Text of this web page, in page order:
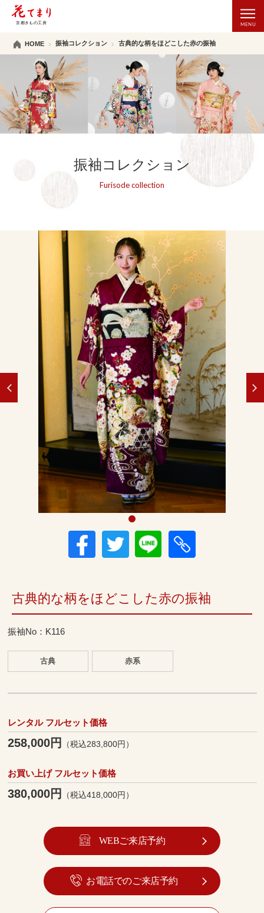
HOME 振袖コレクション 古典的な柄をほどこした赤の振袖
振袖コレクション
Furisode collection
古典的な柄をほどこした赤の振袖
振袖No：K116
古典 赤系
レンタル フルセット価格
258,000円 （税込283,800円）
お買い上げ フルセット価格
380,000円 （税込418,000円）
WEBご来店予約
お電話でのご来店予約